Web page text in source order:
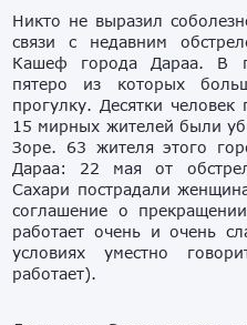
Никто не выразил
связи с недавним
Кашеф города Дараа. В
пятеро из которых
прогулку. Десятки
15 мирных жителей были
Зоре. 63 жителя этого
Дараа: 22 мая от
Сахари пострадали
соглашение о
работает очень и очень
условиях уместно
работает).